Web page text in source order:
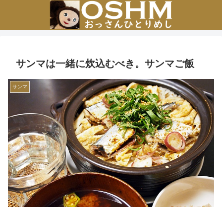
サンマは一緒に炊込むべき。サンマご飯
サンマ